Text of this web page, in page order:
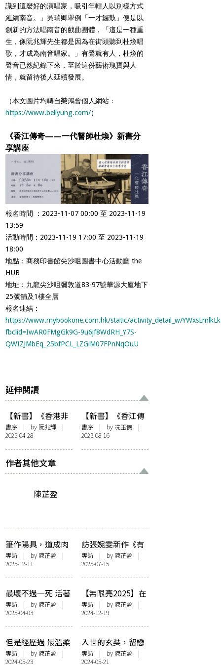
識到這麼好的演唱家，吸引年輕人以別樣方式
延續南音。」吳瑞卿舉例「一才鑼鼓」便是以
創新的方法唱南音的戲曲團體，「這是一種重
生，像阮兆輝先生都是因為在街頭聽到杜煥唱
歌，才成為南音唱家。」有聲就有人，杜煥的
聲音已然紀錄下來，至於這份藝術瑰寶與人
情，就留待後人延續發展。
（本文圖片均轉自榮鴻曾個人網站：
https://www.bellyung.com/）
《香江傳奇——一代瞽師杜煥》新書分
享講座
報名時間 ：2023-11-07 00:00 至 2023-11-19
13:59
活動時間：2023-11-19 17:00 至 2023-11-19
18:00
地點：商務印書館尖沙咀圖書中⼼活動廳 the
HUB
地址：九龍尖沙咀彌敦道83-97號華源大廈地下
25號舖及1樓全層
報名連結：
https://www.mybookone.com.hk/static/activity_detail_w/
fbclid=IwAR0FMgGk9G-9u6jf8WdRH_Y7S-
QWIZJMbEq_25bfPCL_LZGiM07FPnNqOuU
延伸閱讀
【新書】《香港非
物質文化遺產系
列：南音》阮兆輝
序
書序 | by 阮兆輝 |
2025-04-28
【新書】《香江傳
奇——一代瞽師杜
煥》序——杜煥．
南音．榮鴻曾．吳
書序| by 冼玉儀 |
2023-08-16
作者其他文章
陳芷盈
筆作陽具，道成肉
身——訪崑南天地
人最終章《去年人
間世》
專訪 | by 陳芷盈 |
2025-12-11
訪張婉雯新作《有
心人》：如明日好
景忽遠忽近 仍願抱
著這份情沒疑問
專訪| by 陳芷盈 |
2025-07-15
最壞不過一死 活著
就有路 一個人的破
地獄之路——訪黃
詠詩《破地獄與白
菊花》
專訪 | by 陳芷盈 |
2025-04-03
【無限亮2025】在
盲人按摩店來一場
「躲貓貓」之舞
——訪舞蹈家何其
沃
專訪| by 陳芷盈 |
2024-12-19
但是經歷過 最溫柔
共震——訪三宅唱
《長夜盡頭的微
專訪 | by 陳芷盈 |
2024-05-23
入世的玄奘，留戀
良夜的過客——專
訪蔡明亮《無所
專訪| by 陳芷盈 |
2024-05-21